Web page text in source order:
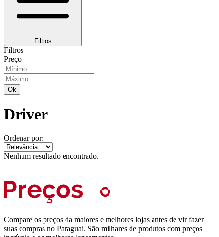
Filtros
Filtros
Preço
Ok
Driver
Ordenar por:
Nenhum resultado encontrado.
Compare os preços da maiores e melhores lojas antes de vir fazer
suas compras no Paraguai. São milhares de produtos com preços